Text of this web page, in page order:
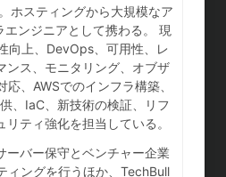
ホスティングから大規模なア
エンジニアとして携わる。 現
向上、DevOps、可用性、レ
ンス、モニタリング、オブザ
、AWSでのインフラ構築、
、IaC、新技術の検証、リフ
リティ強化を担当している。
ーバー保守とベンチャー企業
ィングを行うほか、TechBull